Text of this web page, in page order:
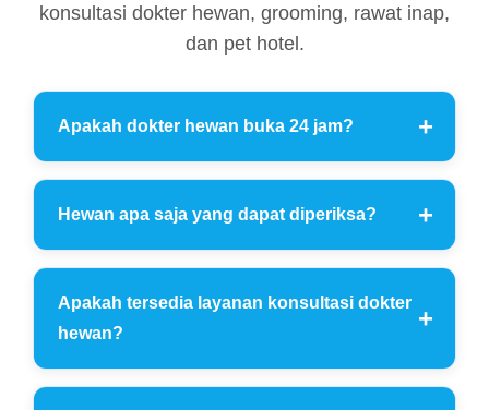
konsultasi dokter hewan, grooming, rawat inap,
dan pet hotel.
Apakah dokter hewan buka 24 jam?
Hewan apa saja yang dapat diperiksa?
Apakah tersedia layanan konsultasi dokter
hewan?